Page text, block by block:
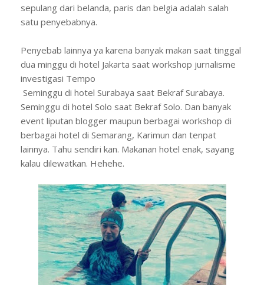
sepulang dari belanda, paris dan belgia adalah salah
satu penyebabnya.
Penyebab lainnya ya karena banyak makan saat tinggal
dua minggu di hotel Jakarta saat workshop jurnalisme
investigasi Tempo
Seminggu di hotel Surabaya saat Bekraf Surabaya.
Seminggu di hotel Solo saat Bekraf Solo. Dan banyak
event liputan blogger maupun berbagai workshop di
berbagai hotel di Semarang, Karimun dan tenpat
lainnya. Tahu sendiri kan. Makanan hotel enak, sayang
kalau dilewatkan. Hehehe.